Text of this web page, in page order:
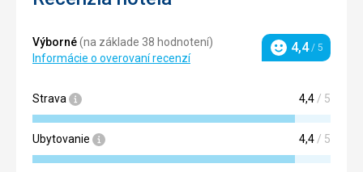
Výborné(na základe 38 hodnotení)
Informácie o overovaní recenzí
Hodnotenie
4,4/ 5
Strava 4,4/ 5
Ubytovanie 4,4/ 5